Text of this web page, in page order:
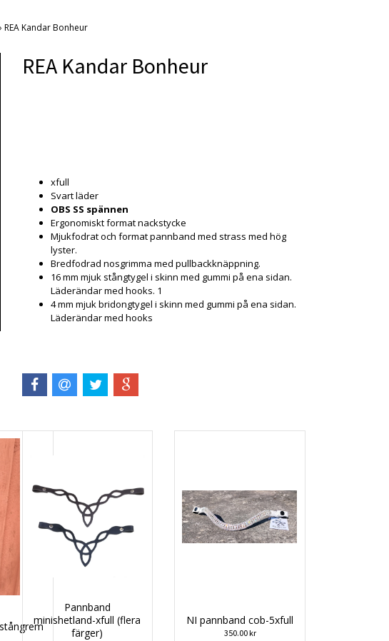
› REA Kandar Bonheur
REA Kandar Bonheur
xfull
Svart läder
OBS SS spännen
Ergonomiskt format nackstycke
Mjukfodrat och format pannband med strass med hög
lyster.
Bredfodrad nosgrimma med pullbackknäppning.
16 mm mjuk stångtygel i skinn med gummi på ena sidan.
Läderändar med hooks. 1
4 mm mjuk bridongtygel i skinn med gummi på ena sidan.
Läderändar med hooks
Pannband
minishetland-xfull (flera
färger)
NI pannband cob-5xfull
350.00 kr